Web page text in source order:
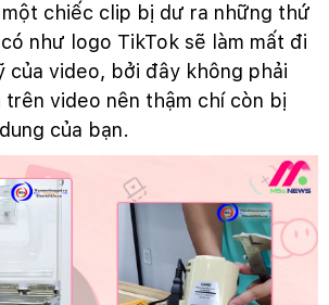
chiếc clip bị dư ra những thứ
như logo TikTok sẽ làm mất đi
của video, bởi đây không phải
trên video nên thậm chí còn bị
của bạn.